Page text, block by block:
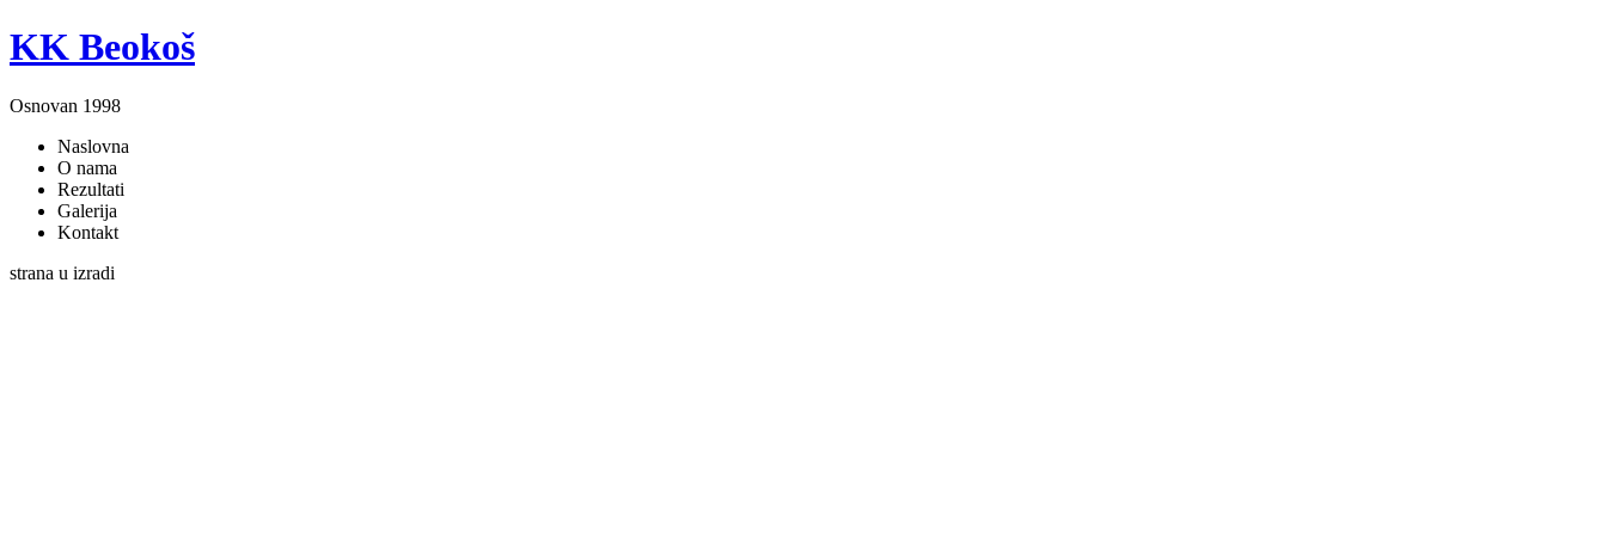
KK Beokoš
Osnovan 1998
Naslovna
O nama
Rezultati
Galerija
Kontakt
strana u izradi